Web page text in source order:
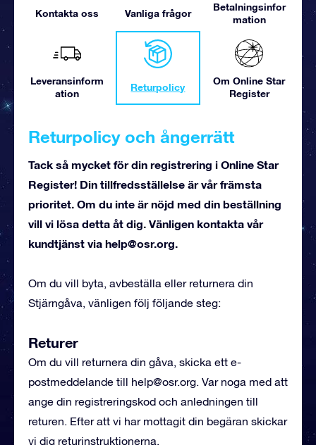
Kontakta oss Vanliga frågor
Betalningsinfor
mation
Leveransinform
ation
Returpolicy
Om Online Star
Register
Returpolicy och ångerrätt
Tack så mycket för din registrering i Online Star
Register! Din tillfredsställelse är vår främsta
prioritet. Om du inte är nöjd med din beställning
vill vi lösa detta åt dig. Vänligen kontakta vår
kundtjänst via help@osr.org.
Om du vill byta, avbeställa eller returnera din
Stjärngåva, vänligen följ följande steg:
Returer
Om du vill returnera din gåva, skicka ett e-
postmeddelande till help@osr.org. Var noga med att
ange din registreringskod och anledningen till
returen. Efter att vi har mottagit din begäran skickar
vi dig returinstruktionerna.